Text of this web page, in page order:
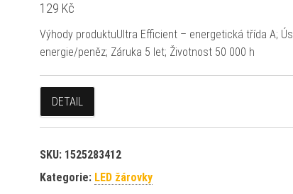
129 Kč
Výhody produktuUltra Efficient – energetická třída A;
energie/peněz; Záruka 5 let; Životnost 50 000 h
DETAIL
SKU: 1525283412
Kategorie: LED žárovky